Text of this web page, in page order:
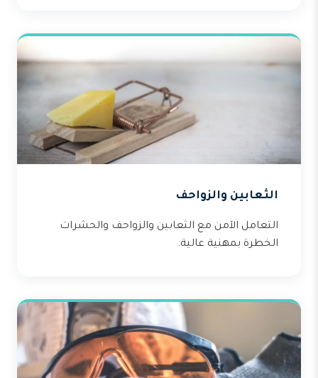
الثعابين والزواحف
التعامل الآمن مع الثعابين والزواحف والحشرات
الخطرة بمهنية عالية.